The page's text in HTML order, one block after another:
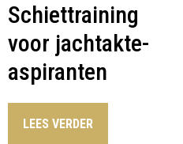
Schiettraining
voor jachtakte-
aspiranten
LEES VERDER